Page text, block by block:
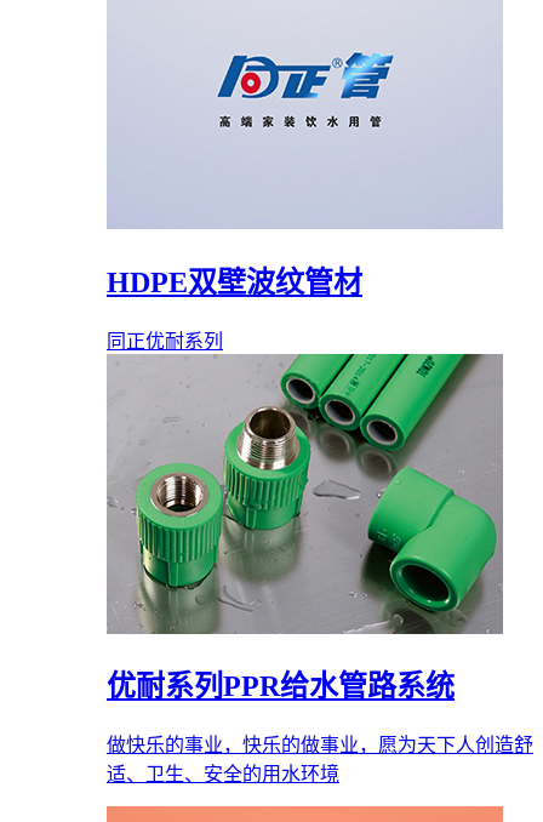
HDPE双壁波纹管材
同正优耐系列
优耐系列PPR给水管路系统
做快乐的事业，快乐的做事业，愿为天下人创造舒
适、卫生、安全的用水环境